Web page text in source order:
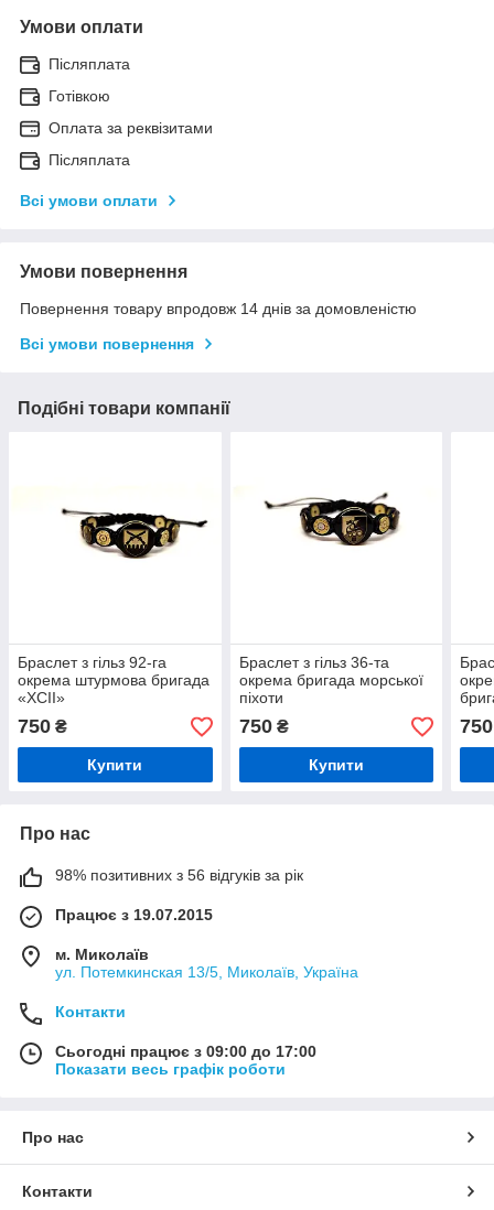
Умови оплати
Післяплата
Готівкою
Оплата за реквізитами
Післяплата
Всі умови оплати
Умови повернення
Повернення товару впродовж 14 днів за домовленістю
Всі умови повернення
Подібні товари компанії
Браслет з гільз 92-га
окрема штурмова бригада
«XCII»
750 ₴
Купити
Браслет з гільз 36-та
окрема бригада морської
піхоти
750₴
Купити
750
Про нас
98% позитивних з 56 відгуків за рік
Працює з 19.07.2015
м. Миколаїв
ул. Потемкинская 13/5, Миколаїв, Україна
Контакти
Сьогодні працює з 09:00 до 17:00
Показати весь графік роботи
Про нас
Контакти